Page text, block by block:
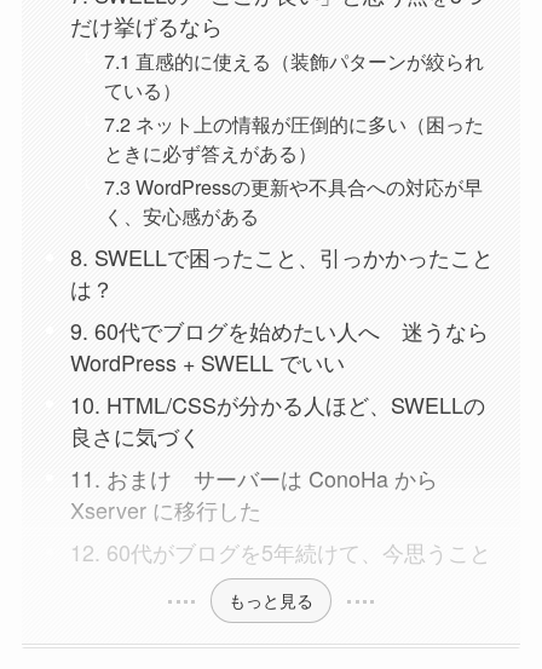
だけ挙げるなら
7.1 直感的に使える（装飾パターンが絞られ
ている）
7.2 ネット上の情報が圧倒的に多い（困った
ときに必ず答えがある）
7.3 WordPressの更新や不具合への対応が早
く、安心感がある
8. SWELLで困ったこと、引っかかったこと
は？
9. 60代でブログを始めたい人へ 迷うなら
WordPress + SWELL でいい
10. HTML/CSSが分かる人ほど、SWELLの
良さに気づく
11. おまけ サーバーは ConoHa から
Xserver に移行した
12. 60代がブログを5年続けて、今思うこと
もっと見る